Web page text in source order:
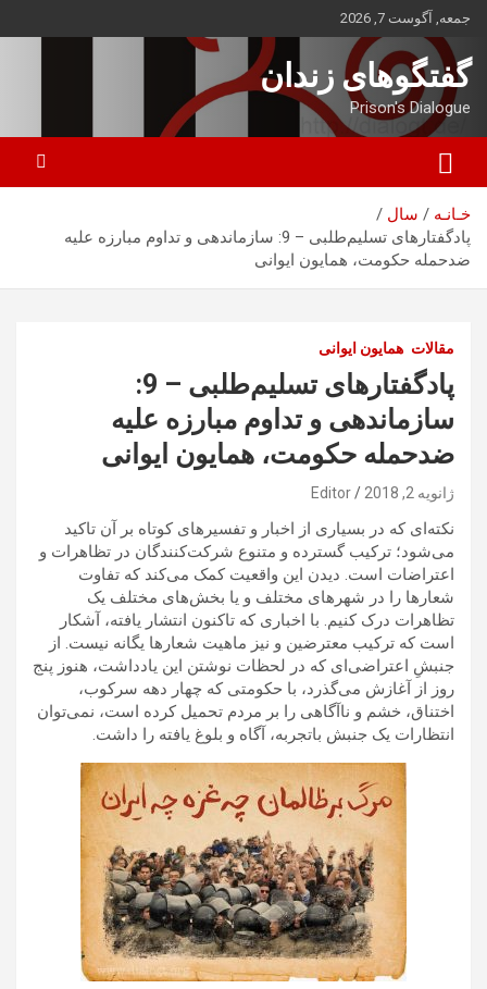
بروید
جمعه, آگوست 7, 2026
گفتگوهای زندان
Prison's Dialogue
خـانـه
سال
پادگفتارهای تسلیم‌طلبی – 9: سازماندهی و تداوم مبارزه علیه
ضدحمله حکومت، همایون ایوانی
مقالات همایون ایوانی
پادگفتارهای تسلیم‌طلبی – 9:
سازماندهی و تداوم مبارزه علیه
ضدحمله حکومت، همایون ایوانی
ژانویه 2, 2018 Editor
نکته‌ای که در بسیاری از اخبار و تفسیرهای کوتاه بر آن تاکید
می‌شود؛ ترکیب گسترده و متنوع شرکت‌کنندگان در تظاهرات و
اعتراضات است. دیدن این واقعیت کمک می‌کند که تفاوت
شعارها را در شهرهای مختلف و یا بخش‌های مختلف یک
تظاهرات درک کنیم. با اخباری که تاکنون انتشار یافته، آشکار
است که ترکیب معترضین و نیز ماهیت شعارها یگانه نیست. از
جنبشِ اعتراضی‌ای که در لحظات نوشتن این یادداشت، هنوز پنج
روز از آغازش می‌گذرد، با حکومتی که چهار دهه سرکوب،
اختناق، خشم و ناآگاهی را بر مردم تحمیل کرده است، نمی‌توان
انتظارات یک جنبش باتجربه، آگاه و بلوغ یافته را داشت.